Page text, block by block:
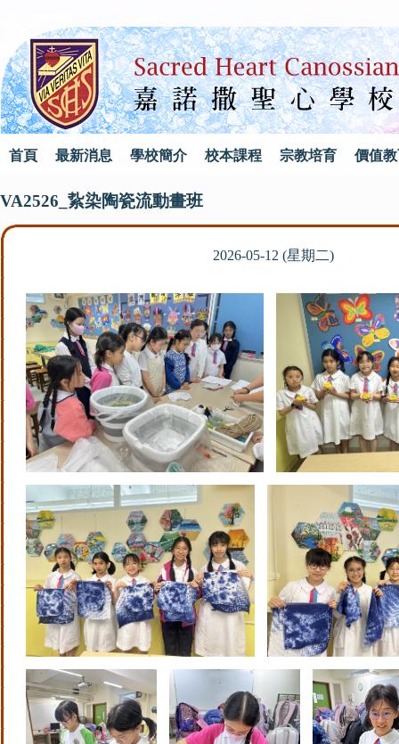
首頁 最新消息 學校簡介 校本課程 宗教培育 價值
VA2526_紥染陶瓷流動畫班
2026-05-12 (星期二)